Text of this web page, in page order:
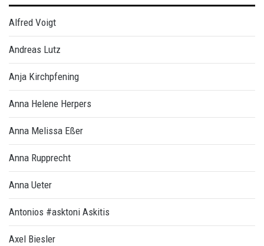
Alfred Voigt
Andreas Lutz
Anja Kirchpfening
Anna Helene Herpers
Anna Melissa Eßer
Anna Rupprecht
Anna Ueter
Antonios #asktoni Askitis
Axel Biesler